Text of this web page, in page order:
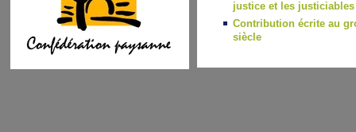
justice et les justiciables
Contribution écrite au
siècle